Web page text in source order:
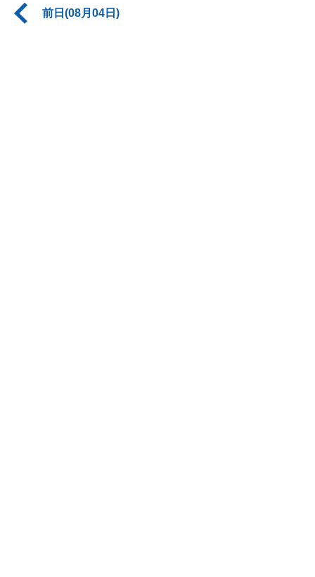
前日(08月04日)